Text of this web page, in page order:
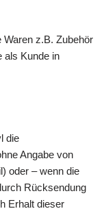
Waren z.B. Zubehör
als Kunde in
die
Angabe von
oder – wenn die
Rücksendung
Erhalt dieser